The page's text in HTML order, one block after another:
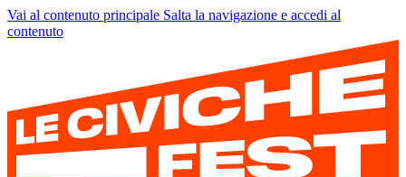
Vai al contenuto principale Salta la navigazione e accedi al
contenuto